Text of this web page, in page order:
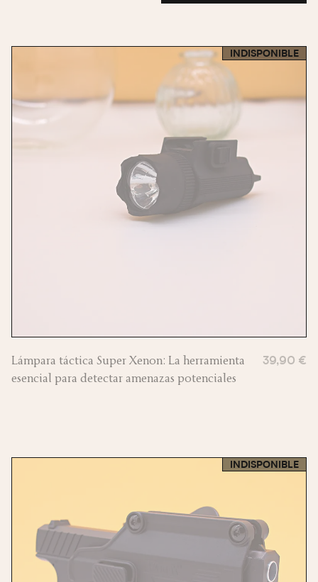
INDISPONIBLE
Lámpara táctica Super Xenon: La herramienta
esencial para detectar amenazas potenciales
39,90 €
INDISPONIBLE